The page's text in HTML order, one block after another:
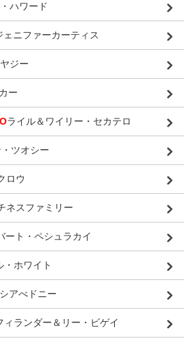
ハワード
ェニファーカーティス
ジー
ー
ライル＆ワイリー・セカテロ
ツオシー
ロウ
ネスファミリー
ート・ペシュラカイ
・ホワイト
アべドニー
ィランダー＆リー・ビゲイ